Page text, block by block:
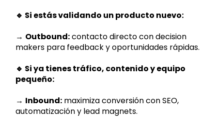
🔹 Si estás validando un producto nuevo:
→ Outbound:contacto directo con decision
makers para feedback y oportunidades rápidas.
🔹 Si ya tienes tráfico, contenido y equipo
pequeño:
→ Inbound: maximiza conversión con SEO,
automatización y lead magnets.